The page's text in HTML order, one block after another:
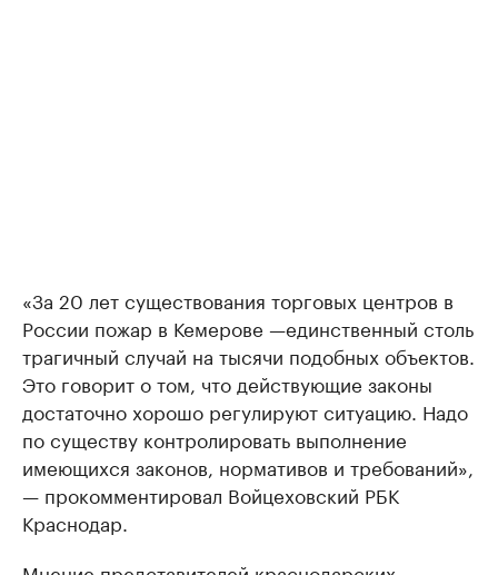
«За 20 лет существования торговых центров в
России пожар в Кемерове —единственный столь
трагичный случай на тысячи подобных объектов.
Это говорит о том, что действующие законы
достаточно хорошо регулируют ситуацию. Надо
по существу контролировать выполнение
имеющихся законов, нормативов и требований»,
— прокомментировал Войцеховский РБК
Краснодар.